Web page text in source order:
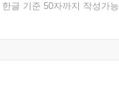
한글 기준 50자까지 작성가능